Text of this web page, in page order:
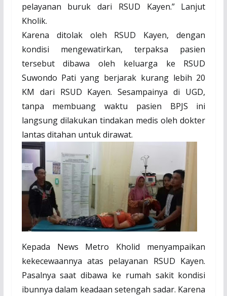
pelayanan buruk dari RSUD Kayen.” Lanjut
Kholik.
Karena ditolak oleh RSUD Kayen, dengan
kondisi mengewatirkan, terpaksa pasien
tersebut dibawa oleh keluarga ke RSUD
Suwondo Pati yang berjarak kurang lebih 20
KM dari RSUD Kayen. Sesampainya di UGD,
tanpa membuang waktu pasien BPJS ini
langsung dilakukan tindakan medis oleh dokter
lantas ditahan untuk dirawat.
Kepada News Metro Kholid menyampaikan
kekecewaannya atas pelayanan RSUD Kayen.
Pasalnya saat dibawa ke rumah sakit kondisi
ibunnya dalam keadaan setengah sadar. Karena